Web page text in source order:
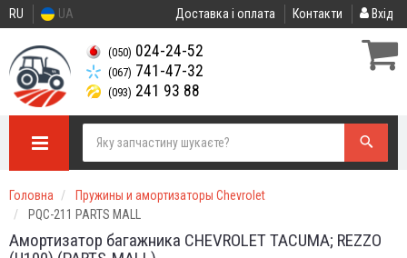
RU UA Доставка і оплата Контакти Вхід
(050) 024-24-52
(067) 741-47-32
(093) 241 93 88
Головна
Пружины и амортизаторы Chevrolet
PQC-211 PARTS MALL
Амортизатор багажника CHEVROLET TACUMA; REZZO